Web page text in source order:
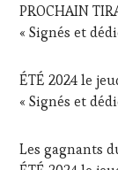
HAUTE
GASTRONOMIE
FAMOUS
HOST,
INVITATIONS
DÉGUSTATIONS,
WINE
PROCHAIN
« Signés et
ÉTÉ 2024 le
« Signés et
Les gagnants